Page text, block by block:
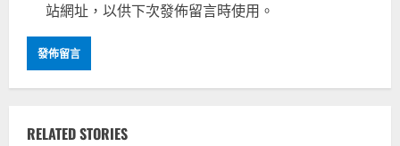
站網址，以供下次發佈留言時使用。
RELATED STORIES